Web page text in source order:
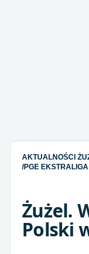
AKTUALNOŚCI
/PGE
Żużel.
Polski